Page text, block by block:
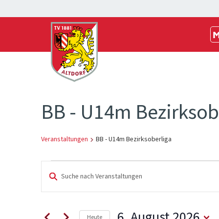
BB - U14m
Veranstaltungen BB - U14m Bezirksoberliga
Veranstaltungen
für
Veranstaltungen
Suche
Bitte
Suche
Heute